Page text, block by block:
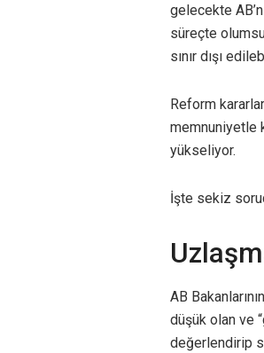
gelecekte
süreçte
sınır dışı
Reform
memnuniyetle
yükseliyor.
İşte sekiz
AB
düşük olan ve
değerlendirip